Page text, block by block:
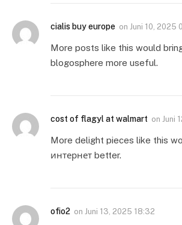
cialis buy europe on Juni 10, 2025
More posts like this would
blogosphere more useful.
cost of flagyl at walmart on Juni
More delight pieces like this
интернет better.
ofio2 on Juni 13, 2025 18:32